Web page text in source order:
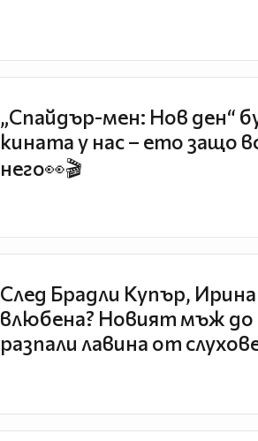
„Спайдър-мен: Нов ден“
кината у нас – ето защо
него👀🎬
След Брадли Купър,
влюбена? Новият мъж до
разпали лавина от